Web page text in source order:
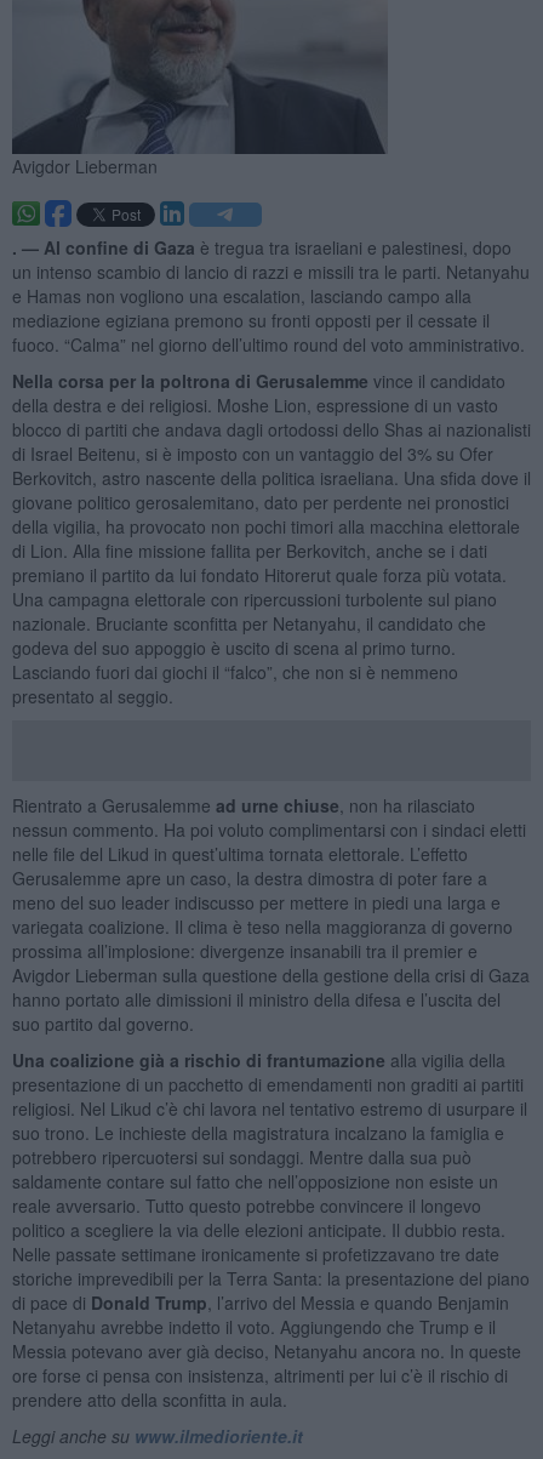
Avigdor Lieberman
. — Al confine di Gaza è tregua tra israeliani e palestinesi, dopo
un intenso scambio di lancio di razzi e missili tra le parti. Netanyahu
e Hamas non vogliono una escalation, lasciando campo alla
mediazione egiziana premono su fronti opposti per il cessate il
fuoco. “Calma” nel giorno dell’ultimo round del voto amministrativo.
Nella corsa per la poltrona di Gerusalemme vince il candidato
della destra e dei religiosi. Moshe Lion, espressione di un vasto
blocco di partiti che andava dagli ortodossi dello Shas ai nazionalisti
di Israel Beitenu, si è imposto con un vantaggio del 3% su Ofer
Berkovitch, astro nascente della politica israeliana. Una sfida dove il
giovane politico gerosalemitano, dato per perdente nei pronostici
della vigilia, ha provocato non pochi timori alla macchina elettorale
di Lion. Alla fine missione fallita per Berkovitch, anche se i dati
premiano il partito da lui fondato Hitorerut quale forza più votata.
Una campagna elettorale con ripercussioni turbolente sul piano
nazionale. Bruciante sconfitta per Netanyahu, il candidato che
godeva del suo appoggio è uscito di scena al primo turno.
Lasciando fuori dai giochi il “falco”, che non si è nemmeno
presentato al seggio.
Rientrato a Gerusalemme ad urne chiuse , non ha rilasciato
nessun commento. Ha poi voluto complimentarsi con i sindaci eletti
nelle file del Likud in quest’ultima tornata elettorale. L’effetto
Gerusalemme apre un caso, la destra dimostra di poter fare a
meno del suo leader indiscusso per mettere in piedi una larga e
variegata coalizione. Il clima è teso nella maggioranza di governo
prossima all’implosione: divergenze insanabili tra il premier e
Avigdor Lieberman sulla questione della gestione della crisi di Gaza
hanno portato alle dimissioni il ministro della difesa e l’uscita del
suo partito dal governo.
Una coalizione già a rischio di frantumazione alla vigilia della
presentazione di un pacchetto di emendamenti non graditi ai partiti
religiosi. Nel Likud c’è chi lavora nel tentativo estremo di usurpare il
suo trono. Le inchieste della magistratura incalzano la famiglia e
potrebbero ripercuotersi sui sondaggi. Mentre dalla sua può
saldamente contare sul fatto che nell’opposizione non esiste un
reale avversario. Tutto questo potrebbe convincere il longevo
politico a scegliere la via delle elezioni anticipate. Il dubbio resta.
Nelle passate settimane ironicamente si profetizzavano tre date
storiche imprevedibili per la Terra Santa: la presentazione del piano
di pace di Donald Trump , l’arrivo del Messia e quando Benjamin
Netanyahu avrebbe indetto il voto. Aggiungendo che Trump e il
Messia potevano aver già deciso, Netanyahu ancora no. In queste
ore forse ci pensa con insistenza, altrimenti per lui c’è il rischio di
prendere atto della sconfitta in aula.
Leggi anche su www.ilmedioriente.it